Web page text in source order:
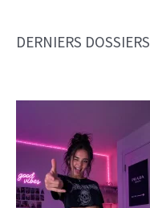
DERNIERS DOSSIERS